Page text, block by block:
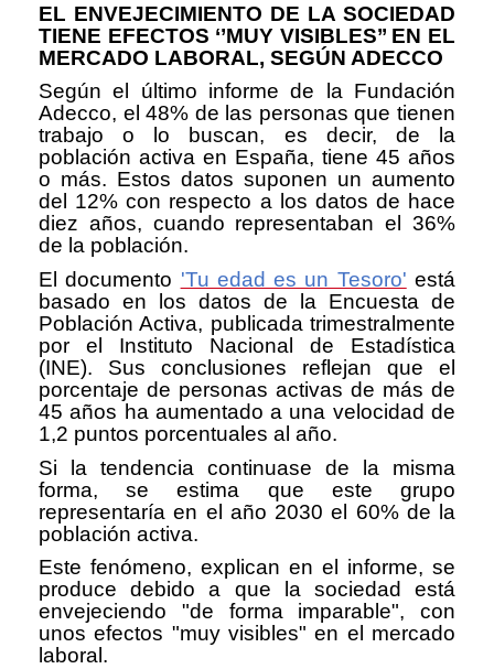
EL ENVEJECIMIENTO DE LA SOCIEDAD
TIENE EFECTOS ‘’MUY VISIBLES’’ EN EL
MERCADO LABORAL, SEGÚN ADECCO
Según el último informe de la Fundación
Adecco, el 48% de las personas que tienen
trabajo o lo buscan, es decir, de la
población activa en España, tiene 45 años
o más. Estos datos suponen un aumento
del 12% con respecto a los datos de hace
diez años, cuando representaban el 36%
de la población.
El documento 'Tu edad es un Tesoro' está
basado en los datos de la Encuesta de
Población Activa, publicada trimestralmente
por el Instituto Nacional de Estadística
(INE). Sus conclusiones reflejan que el
porcentaje de personas activas de más de
45 años ha aumentado a una velocidad de
1,2 puntos porcentuales al año.
Si la tendencia continuase de la misma
forma, se estima que este grupo
representaría en el año 2030 el 60% de la
población activa.
Este fenómeno, explican en el informe, se
produce debido a que la sociedad está
envejeciendo "de forma imparable", con
unos efectos "muy visibles" en el mercado
laboral.